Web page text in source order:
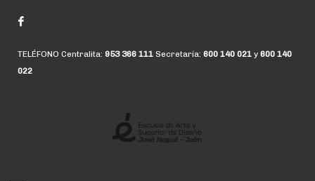
TELÉFONO Centralita: 953 366 111 Secretaría: 600 140 021 y 600 140
022